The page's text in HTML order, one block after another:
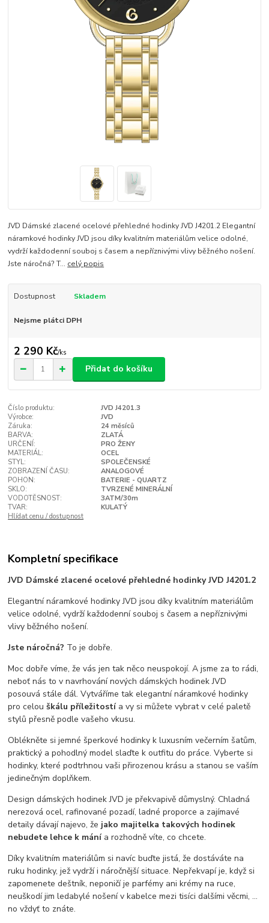
JVD Dámské zlacené ocelové přehledné hodinky JVD J4201.2 Elegantní
náramkové hodinky JVD jsou díky kvalitním materiálům velice odolné,
vydrží každodenní souboj s časem a nepříznivými vlivy běžného nošení.
Jste náročná? T... celý popis
Dostupnost Skladem
Nejsme plátci DPH
2 290 Kč/ks
Přidat do košíku
Číslo produktu:
JVD J4201.3
Výrobce:
JVD
Záruka:
24 měsíců
BARVA:
ZLATÁ
URČENÍ:
PRO ŽENY
MATERIÁL:
OCEL
STYL:
SPOLEČENSKÉ
ZOBRAZENÍ ČASU:
ANALOGOVÉ
POHON:
BATERIE - QUARTZ
SKLO:
TVRZENÉ MINERÁLNÍ
VODOTĚSNOST:
3ATM/30m
TVAR:
KULATÝ
Hlídat cenu / dostupnost
Kompletní specifikace
JVD Dámské zlacené ocelové přehledné hodinky JVD J4201.2
Elegantní náramkové hodinky JVD jsou díky kvalitním materiálům
velice odolné, vydrží každodenní souboj s časem a nepříznivými
vlivy běžného nošení.
Jste náročná? To je dobře.
Moc dobře víme, že vás jen tak něco neuspokojí. A jsme za to rádi,
neboť nás to v navrhování nových dámských hodinek JVD
posouvá stále dál. Vytváříme tak elegantní náramkové hodinky
pro celouškálu příležitostía vy si můžete vybrat v celé paletě
stylů přesně podle vašeho vkusu.
Oblékněte si jemné šperkové hodinky k luxusním večerním šatům,
praktický a pohodlný model slaďte k outfitu do práce. Vyberte si
hodinky, které podtrhnou vaši přirozenou krásu a stanou se vaším
jedinečným doplňkem.
Design dámských hodinek JVD je překvapivě důmyslný. Chladná
nerezová ocel, rafinované pozadí, ladné proporce a zajímavé
detaily dávají najevo, že jako majitelka takových hodinek
nebudete lehce k mánía rozhodně víte, co chcete.
Díky kvalitním materiálům si navíc buďte jistá, že dostáváte na
ruku hodinky, jež vydrží i náročnější situace. Nepřekvapí je, když si
zapomenete deštník, neponičí je parfémy ani krémy na ruce,
neuškodí jim ledabylé nošení v kabelce mezi tisíci dalšími věcmi, …
no vždyť to znáte.